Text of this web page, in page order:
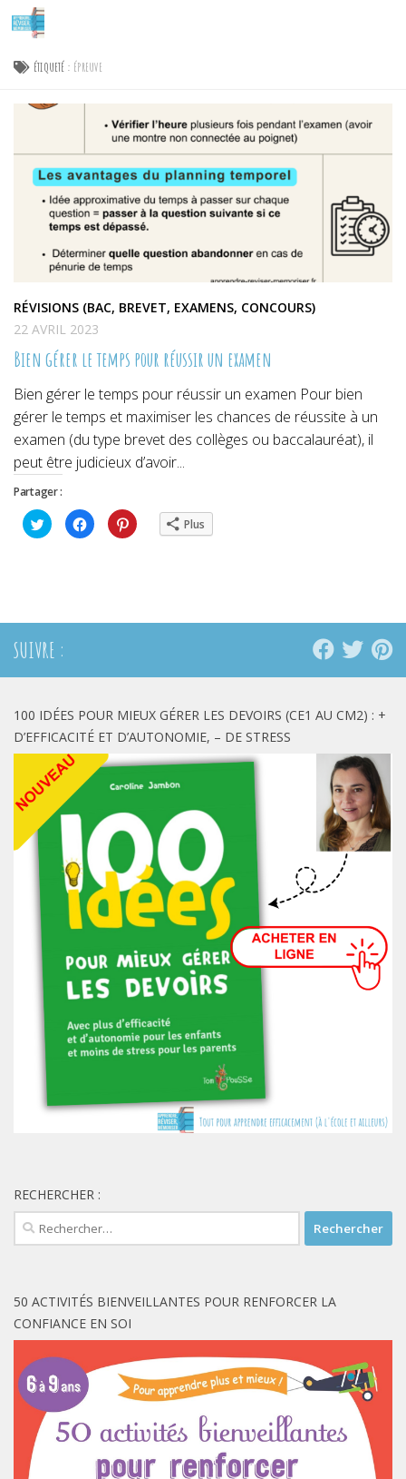
Skip to content
ÉTIQUETÉ : ÉPREUVE
RÉVISIONS (BAC, BREVET, EXAMENS, CONCOURS)
22 AVRIL 2023
Bien gérer le temps pour réussir un examen
Bien gérer le temps pour réussir un examen Pour bien
gérer le temps et maximiser les chances de réussite à un
examen (du type brevet des collèges ou baccalauréat), il
peut être judicieux d’avoir...
Partager :
Cliquez
pour
partager
Cliquez
pour
partager
Cliquez
pour Plus
SUIVRE :
100 IDÉES POUR MIEUX GÉRER LES DEVOIRS (CE1 AU CM2) : +
D’EFFICACITÉ ET D’AUTONOMIE, – DE STRESS
RECHERCHER :
Rechercher :
50 ACTIVITÉS BIENVEILLANTES POUR RENFORCER LA
CONFIANCE EN SOI